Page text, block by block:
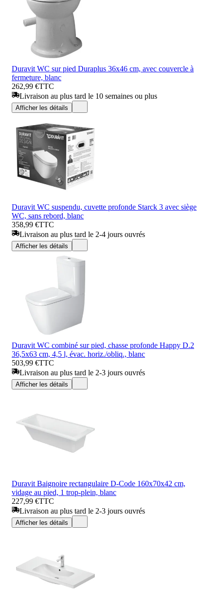
Duravit WC sur pied Duraplus 36x46 cm, avec couvercle à
fermeture, blanc
262,99 €TTC
Livraison au plus tard le 10 semaines ou plus
Afficher les détails
Duravit WC suspendu, cuvette profonde Starck 3 avec siège
WC, sans rebord, blanc
358,99 €TTC
Livraison au plus tard le 2-4 jours ouvrés
Afficher les détails
Duravit WC combiné sur pied, chasse profonde Happy D.2
36,5x63 cm, 4,5 l, évac. horiz./obliq., blanc
503,99 €TTC
Livraison au plus tard le 2-3 jours ouvrés
Afficher les détails
Duravit Baignoire rectangulaire D-Code 160x70x42 cm,
vidage au pied, 1 trop-plein, blanc
227,99 €TTC
Livraison au plus tard le 2-3 jours ouvrés
Afficher les détails